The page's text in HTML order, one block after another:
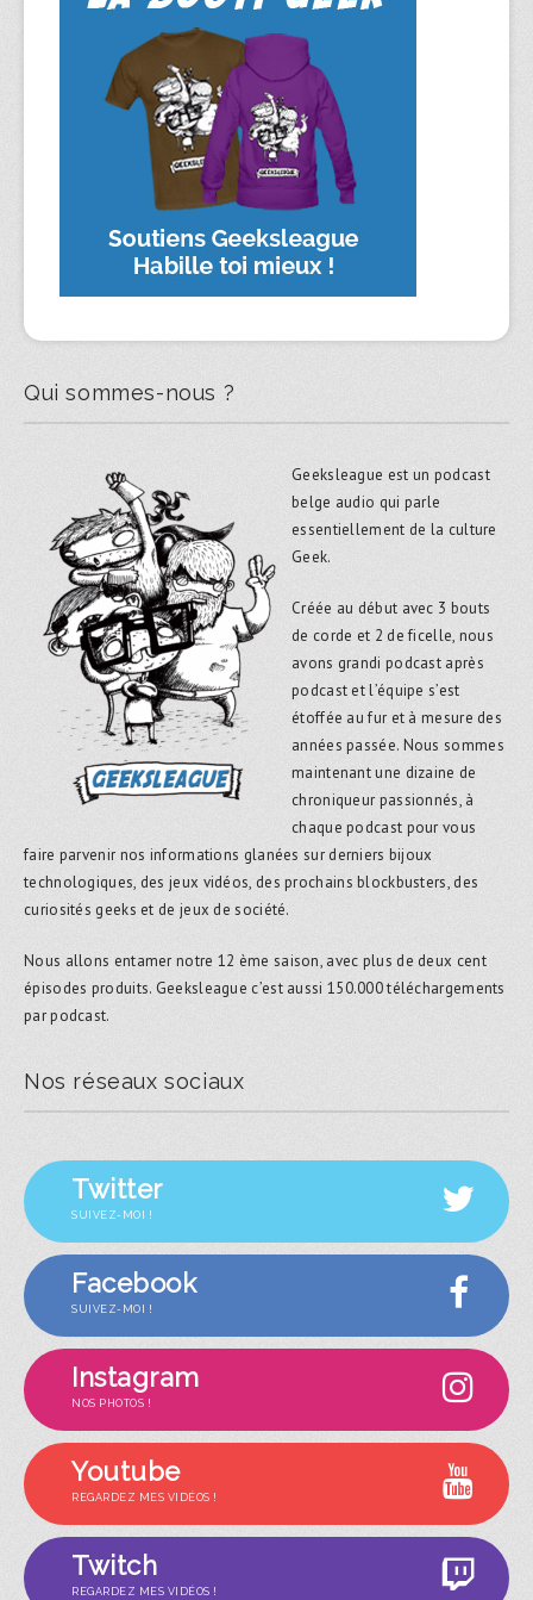
Qui sommes-nous ?
Geeksleague est un podcast
belge audio qui parle
essentiellement de la culture
Geek.
Créée au début avec 3 bouts
de corde et 2 de ficelle, nous
avons grandi podcast après
podcast et l’équipe s’est
étoffée au fur et à mesure des
années passée. Nous sommes
maintenant une dizaine de
chroniqueur passionnés, à
chaque podcast pour vous
faire parvenir nos informations glanées sur derniers bijoux
technologiques, des jeux vidéos, des prochains blockbusters, des
curiosités geeks et de jeux de société.
Nous allons entamer notre 12 ème saison, avec plus de deux cent
épisodes produits. Geeksleague c’est aussi 150.000 téléchargements
par podcast.
Nos réseaux sociaux
Twitter
SUIVEZ-MOI !
Facebook
SUIVEZ-MOI !
Instagram
NOS PHOTOS !
Youtube
REGARDEZ MES VIDÉOS !
Twitch
REGARDEZ MES VIDÉOS !